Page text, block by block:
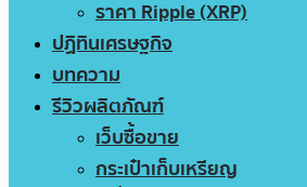
ราคา Ripple (XRP)
ปฏิทินเศรษฐกิจ
บทความ
รีวิวผลิตภัณฑ์
เว็บซื้อขาย
กระเป๋าเก็บเหรียญ